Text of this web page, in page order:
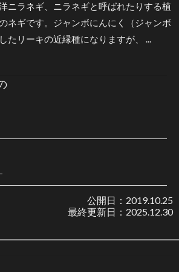
ニラネギ、ニラネギと呼ばれたりする植
ネギです。ジャンボにんにく（ジャンボ
たリーキの近縁種になりますが、 ...
公開日： 2019.10.25
最終更新日： 2025.12.30